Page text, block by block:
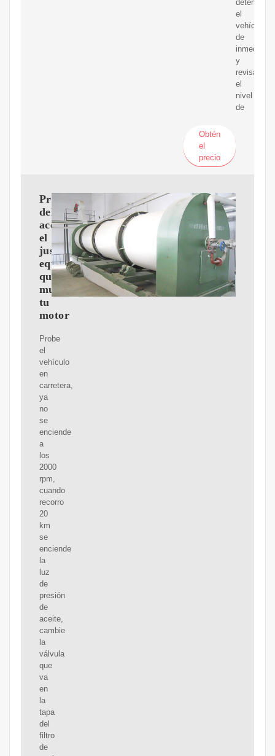
detener
el
vehículo
de
inmediato
y
revisar
el
nivel
de
Obtén
el
precio
Presión
del
aceite,
el
justo
equilibrio
que
mueve
tu
motor
Probe
el
vehículo
en
carretera,
ya
no
se
enciende
a
los
2000
rpm,
cuando
recorro
20
km
se
enciende
la
luz
de
presión
de
aceite,
cambie
la
válvula
que
va
en
la
tapa
del
filtro
de